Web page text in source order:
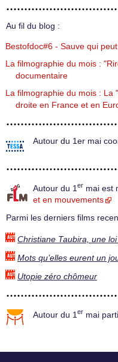
Au fil du blog :
Bestofdoc#6 - Sauve qui
La filmographie du mois :
documentaire
La filmographie du mois : La
droite en France et en
Autour du 1er mai
Autour du 1 er mai est
et en mouvements
Parmi les derniers films
Christiane Taubira, une
Mots qu’elles eurent un
Utopie zéro chômeur
Autour du 1 er mai